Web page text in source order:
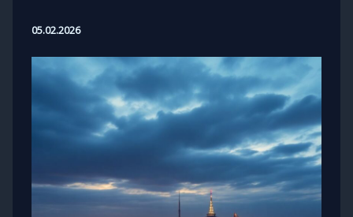
05.02.2026